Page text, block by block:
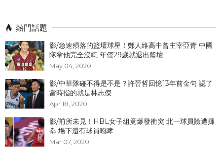
熱門話題
影/急速殞落的籃壇球星！鄭人維高中曾主宰亞青 中國
隊拿他完全沒輒 年僅29歲就退出籃壇
May 04, 2020
影/中華隊碰不得是不是？許晉哲回憶13年前金句 認了
當時指的就是林志傑
Apr 18, 2020
影/前所未見！HBL女子組竟爆發衝突 北一球員險遭揮
拳 場下還有球員咆哮
Mar 07, 2020